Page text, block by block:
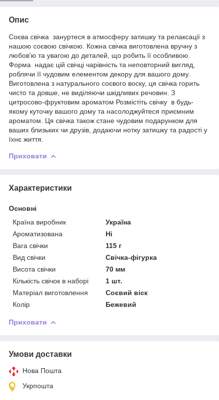
Опис
Соєва свічка зануртеся в атмосферу затишку та релаксації з
нашою соєвою свічкою. Кожна свічка виготовлена вручну з
любов'ю та увагою до деталей, що робить її особливою.
Форма надає цій свічці чарівність та неповторний вигляд,
роблячи її чудовим елементом декору для вашого дому.
Виготовлена з натурального соєвого воску, ця свічка горить
чисто та довше, не виділяючи шкідливих речовин. З
цитросово-фруктовим ароматом Розмістіть свічку в будь-
якому куточку вашого дому та насолоджуйтеся приємним
ароматом. Ця свічка також стане чудовим подарунком для
ваших близьких чи друзів, додаючи нотку затишку та радості у
їхнє життя.
Приховати
Характеристики
Основні
Країна виробник
Україна
Ароматизована
Ні
Вага свічки
115 г
Вид свічки
Свічка-фігурка
Висота свічки
70 мм
Кількість свічок в наборі
1 шт.
Матеріал виготовлення
Соєвий віск
Колір
Бежевий
Приховати
Умови доставки
Нова Пошта
Укрпошта